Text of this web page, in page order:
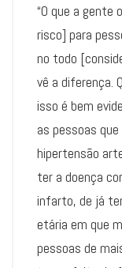
“O que a gente
risco] para
no todo
vê a diferença.
isso é bem
as pessoas
hipertensão
ter a doença
infarto, de já
etária em que
pessoas de